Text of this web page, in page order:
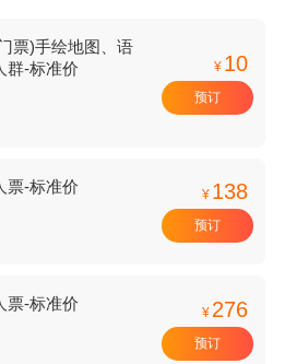
票)手绘地图、语
群-标准价
¥ 10
预订
票-标准价 ¥ 138
预订
票-标准价 ¥ 276
预订